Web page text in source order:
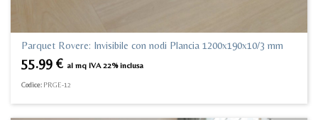
Parquet Rovere: Invisibile con nodi Plancia 1200x190x10/3 mm
55.99 € al mq IVA 22% inclusa
Codice: PRGE-12